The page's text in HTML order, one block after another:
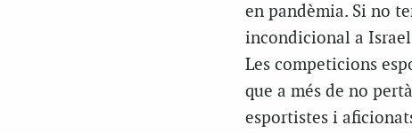
en pandèmia. Si no
incondicional a
Les competicions
que a més de no
esportistes i